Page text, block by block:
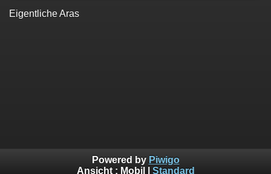
Eigentliche Aras
Powered by Piwigo
Ansicht : Mobil Standard